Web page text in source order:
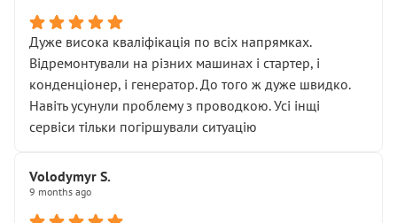
Дуже висока кваліфікація по всіх напрямках.
Відремонтували на різних машинах і стартер, і
конденціонер, і генератор. До того ж дуже швидко.
Навіть усунули проблему з проводкою. Усі інщі
сервіси тільки погіршували ситуацію
Volodymyr S.
9 months ago